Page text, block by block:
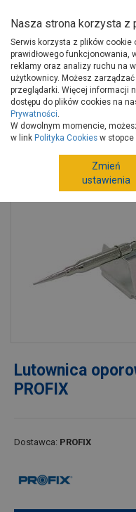
Strona główna
Lutownice, pistolety do
Lutownica oporowa pj60, 60
Lutownica
PROFIX
Dostawca: PROFIX
Nasza strona korzysta z
Serwis korzysta z plików
prawidłowego funkcjonowania,
reklamy oraz analizy ruchu na
użytkownicy. Możesz
przeglądarki. Więcej informacji
dostępu do plików cookies na
Prywatności.
W dowolnym momencie,
w link Polityka Cookies w stopce
Zmień
ustawienia